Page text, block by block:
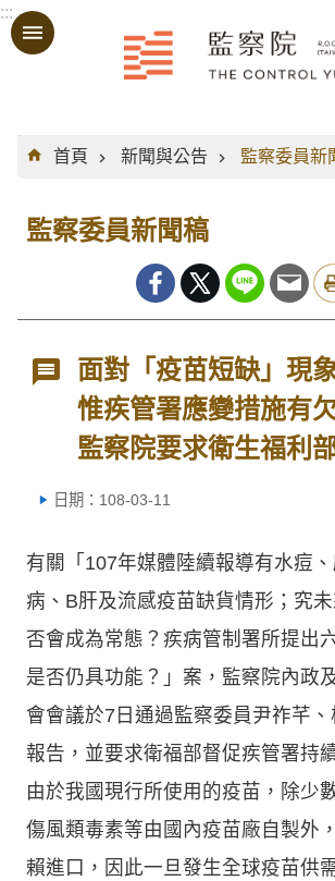
跳到主要內容區塊
:::
:::
首頁
新聞與公告 監察委員新
監察委員新聞稿
面對「疫苗短缺」現
惟疾管署應變措施有
監察院要求衛生福利
日期：108-03-11
有關「107年媒體陸續報導有水痘
病、B肝及流感疫苗缺貨情形；究
否會成為常態？疾病管制署所提出
是否仍具功能？」案，監察院內政
會會議於7日通過監察委員尹祚芊
報告，並要求衛福部督促疾管署持
由於我國現行所使用的疫苗，除少
傷風類毒素等由國內疫苗廠自製外
賴進口，因此一旦發生全球疫苗供